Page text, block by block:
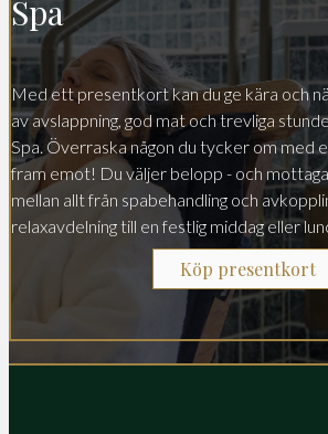
Spa
Med ett presentkort kan du ge kära och
av avslappning, god mat och trevliga
Spa. Överraska någon du tycker om med
fram emot! Du väljer belopp - och
mellan allt från spabehandling och
relaxavdelning till en festlig middag eller
Köp presentkort